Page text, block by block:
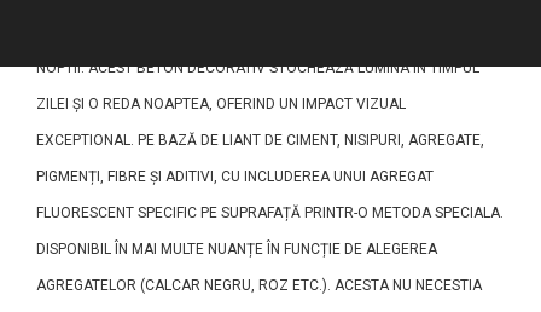
NOPTII. ACEST BETON DECORATIV STOCHEAZĂ LUMINA ÎN TIMPUL
ZILEI ȘI O REDA NOAPTEA, OFERIND UN IMPACT VIZUAL
EXCEPTIONAL. PE BAZĂ DE LIANT DE CIMENT, NISIPURI, AGREGATE,
PIGMENȚI, FIBRE ȘI ADITIVI, CU INCLUDEREA UNUI AGREGAT
FLUORESCENT SPECIFIC PE SUPRAFAȚĂ PRINTR-O METODA SPECIALA.
DISPONIBIL ÎN MAI MULTE NUANȚE ÎN FUNCȚIE DE ALEGEREA
AGREGATELOR (CALCAR NEGRU, ROZ ETC.). ACESTA NU NECESTIA